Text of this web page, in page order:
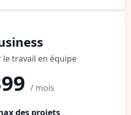
le travail en équipe
/ mois
des projets